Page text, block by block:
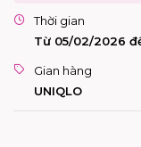
Thời gian
Từ 05/02/2026
Gian hàng
UNIQLO